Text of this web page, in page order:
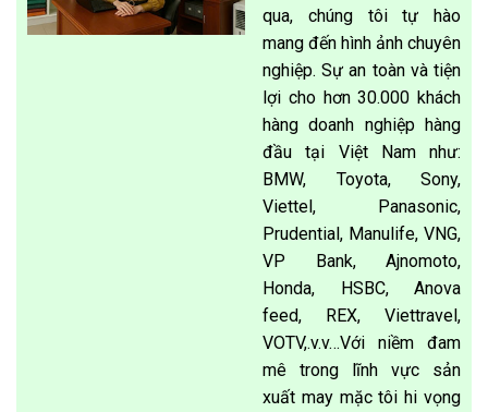
qua, chúng tôi tự hào
mang đến hình ảnh chuyên
nghiệp. Sự an toàn và tiện
lợi cho hơn 30.000 khách
hàng doanh nghiệp hàng
đầu tại Việt Nam như:
BMW, Toyota, Sony,
Viettel, Panasonic,
Prudential, Manulife, VNG,
VP Bank, Ajnomoto,
Honda, HSBC, Anova
feed, REX, Viettravel,
VOTV,.v.v…Với niềm đam
mê trong lĩnh vực sản
xuất may mặc tôi hi vọng